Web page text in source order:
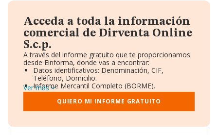
Acceda a toda la información
comercial de Dirventa Online
S.c.p.
A través del informe gratuito que te proporcionamos
desde Einforma, donde vas a encontrar:
Datos identificativos: Denominación, CIF,
Teléfono, Domicilio.
Informe Mercantil Completo (BORME).
Gráficos de Evolución Ventas y Empleados.
Consejo de Administración y Administradores.
Directivos y Ejecutivos.
Ver más
QUIERO MI INFORME GRATUITO